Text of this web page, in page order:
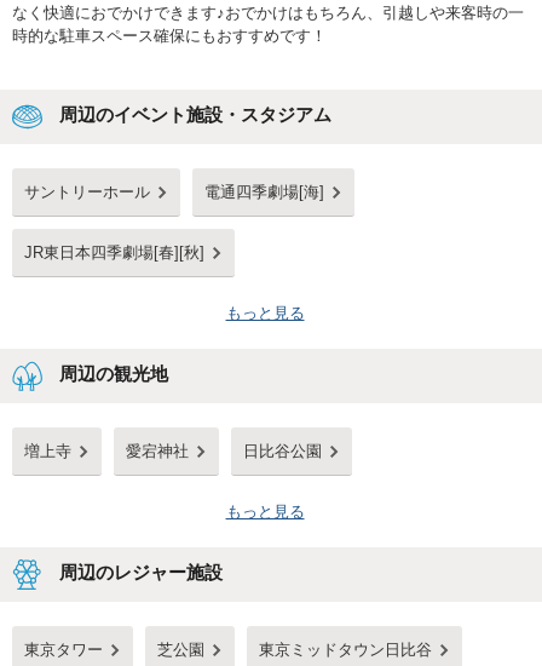
なく快適におでかけできます♪おでかけはもちろん、引越しや来客時の一
時的な駐車スペース確保にもおすすめです！
周辺のイベント施設・スタジアム
サントリーホール 電通四季劇場[海]
JR東日本四季劇場[春][秋]
もっと見る
周辺の観光地
増上寺 愛宕神社 日比谷公園
もっと見る
周辺のレジャー施設
東京タワー 芝公園 東京ミッドタウン日比谷